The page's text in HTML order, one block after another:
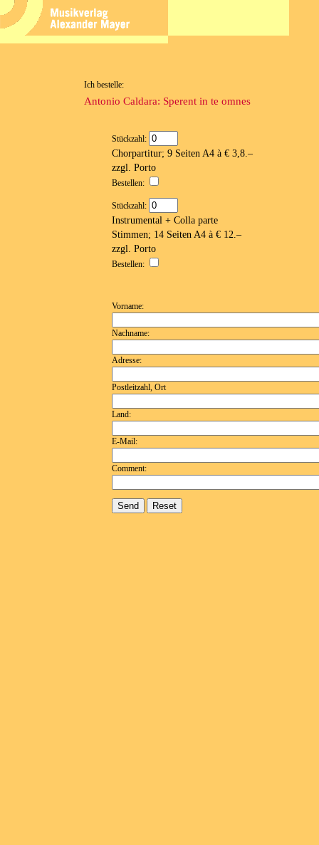
Ich bestelle:
Antonio Caldara: Sperent in te omnes
Stückzahl:
Chorpartitur; 9 Seiten A4 à € 3,8.–
zzgl. Porto
Bestellen:
Stückzahl:
Instrumental + Colla parte
Stimmen; 14 Seiten A4 à € 12.–
zzgl. Porto
Bestellen:
Vorname:
Nachname:
Adresse:
Postleitzahl, Ort
Land:
E-Mail:
Comment: